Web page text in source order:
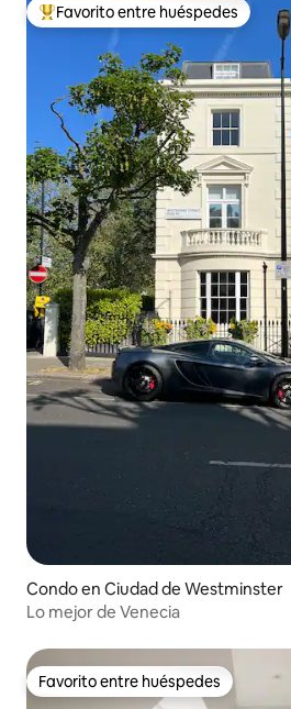
Favorito entre huéspedes preferido
Favorito entre huéspedes
Condo en Ciudad de Westminster
Lo mejor de Venecia
Favorito entre huéspedes
Favorito entre huéspedes